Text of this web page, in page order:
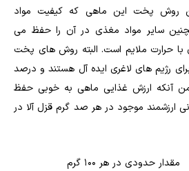
روش پخت این ماهی که کیفیت مواد
سایر مواد مغذی در آن را حفظ می
با حرارت ملایم است. البته روش های پخت
رژیم های لاغری ایده آل هستند و درصد
آنکه ارزش غذایی ماهی به خوبی حفظ
ارزشمند موجود در هر صد گرم قزل آلا در
مقدار حدودی در هر ۱۰۰ گرم